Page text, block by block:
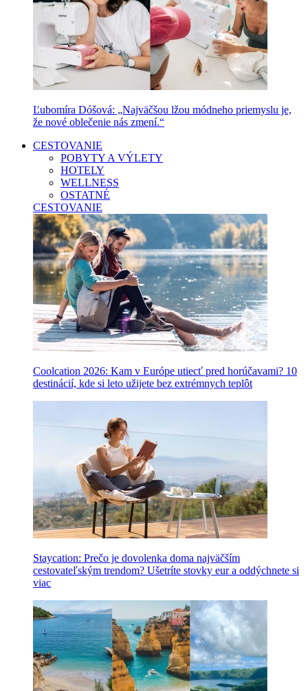
Ľubomíra Dóšová: „Najväčšou lžou módneho priemyslu je,
že nové oblečenie nás zmení.“
CESTOVANIE
POBYTY A VÝLETY
HOTELY
WELLNESS
OSTATNÉ
CESTOVANIE
Coolcation 2026: Kam v Európe utiecť pred horúčavami? 10
destinácií, kde si leto užijete bez extrémnych teplôt
Staycation: Prečo je dovolenka doma najväčším
cestovateľským trendom? Ušetríte stovky eur a oddýchnete si
viac